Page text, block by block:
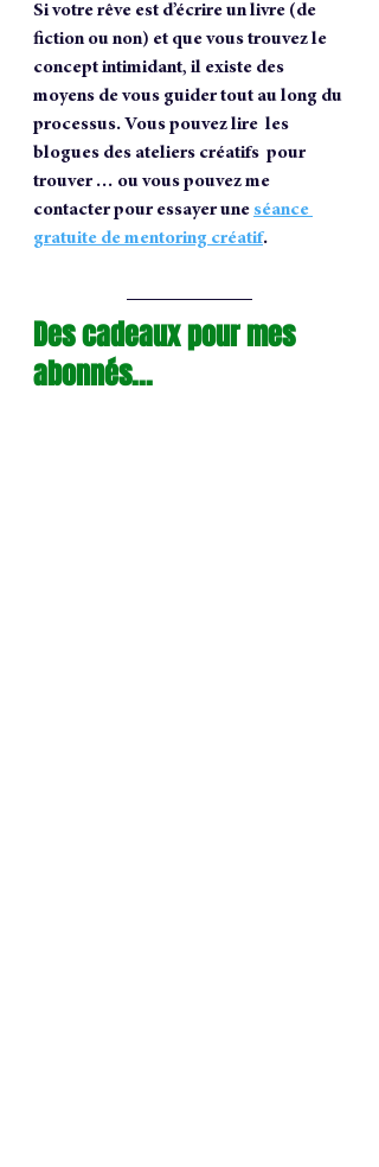
Si votre rêve est d’écrire un livre (de
fiction ou non) et que vous trouvez le
concept intimidant, il existe des
moyens de vous guider tout au long du
processus. Vous pouvez lire  les
blogues des ateliers créatifs  pour
trouver … ou vous pouvez me
contacter pour essayer une séance
gratuite de mentoring créatif.
Des cadeaux pour mes
abonnés...